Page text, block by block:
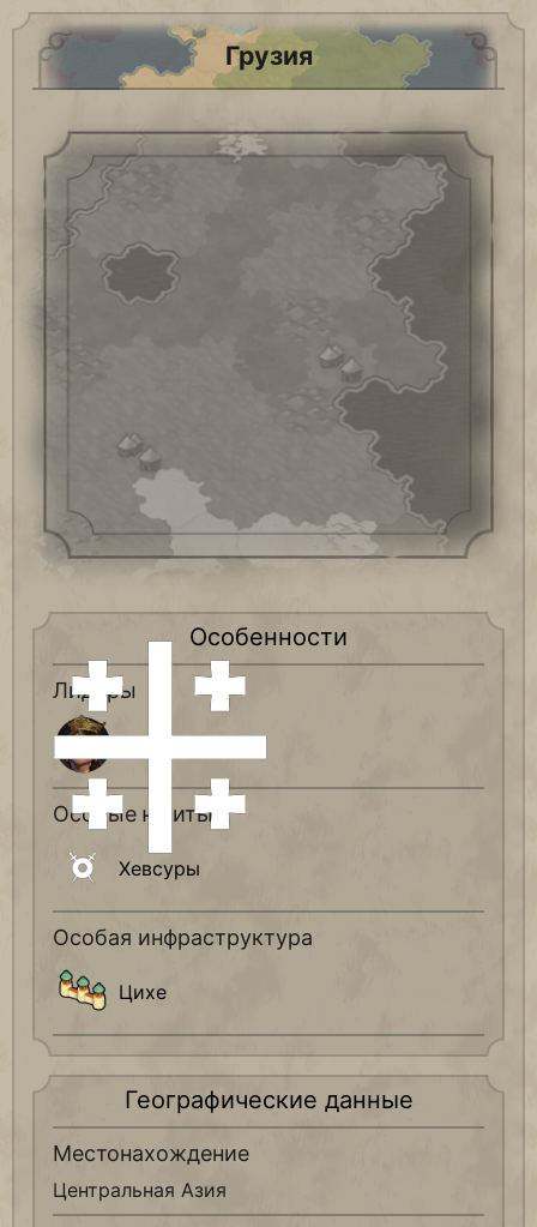
Грузия
Особенности
Лидеры
Особые юниты
Хевсуры
Особая инфраструктура
Цихе
Географические данные
Местонахождение
Центральная Азия